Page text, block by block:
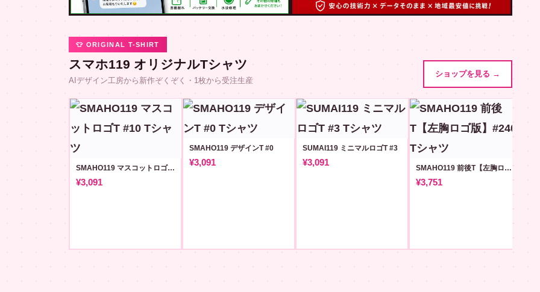
👕 ORIGINAL T-SHIRT
スマホ119 オリジナルTシャツ
AIデザイン工房から新作ぞくぞく・1枚から受注生産
ショップを見る →
SMAHO119 マスコットロゴT #10
¥3,091
SMAHO119 デザインT #0
¥3,091
SUMAI119 ミニマルロゴT #3
¥3,091
SMAHO119 前後T【左胸ロゴ版】#240
¥3,751